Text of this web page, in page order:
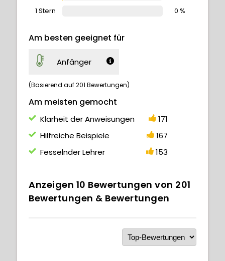
1 Stern
0 %
Am besten geeignet für
Anfänger
(Basierend auf 201 Bewertungen)
Am meisten gemocht
Klarheit der Anweisungen
171
Hilfreiche Beispiele
167
Fesselnder Lehrer
153
Anzeigen 10 Bewertungen von 201
Bewertungen & Bewertungen